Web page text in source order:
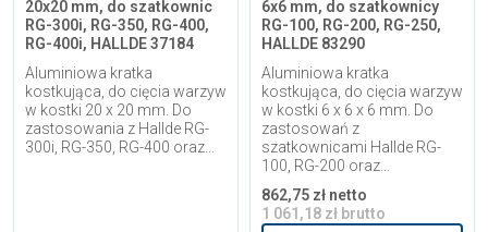
20x20 mm, do szatkownic
RG-300i, RG-350, RG-400,
RG-400i, HALLDE 37184
Aluminiowa kratka
kostkująca, do cięcia warzyw
w kostki 20 x 20 mm. Do
zastosowania z Hallde RG-
300i, RG-350, RG-400 oraz...
6x6 mm, do szatkownicy
RG-100, RG-200, RG-250,
HALLDE 83290
Aluminiowa kratka
kostkująca, do cięcia warzyw
w kostki 6 x 6 x 6 mm. Do
zastosowań z
szatkownicami Hallde RG-
100, RG-200 oraz...
862,75 zł netto
1 061,18 zł brutto